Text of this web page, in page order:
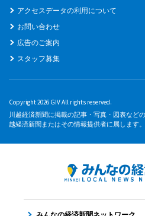
アクセスデータの利用について
お問い合わせ
広告のご案内
スタッフ募集
Copyright 2026 GIV All rights reserved.
川越経済新聞に掲載の記事・写真・図表など
越経済新聞またはその情報提供者に属します。